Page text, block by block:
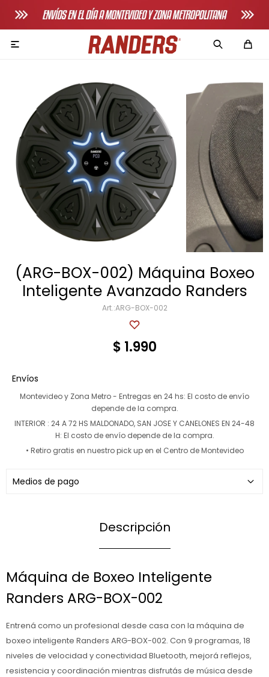

(ARG-BOX-002) Máquina Boxeo
Inteligente Avanzado Randers
ARG-BOX-002
$ 1.990
Envíos
Montevideo y Zona Metro - Entregas en 24 hs: El costo de envío
depende de la compra.
INTERIOR : 24 A 72 HS MALDONADO, SAN JOSE Y CANELONES EN 24-48
H: El costo de envío depende de la compra.
• Retiro gratis en nuestro pick up en el Centro de Montevideo
Medios de pago
Descripción
Máquina de Boxeo Inteligente
Randers ARG-BOX-002
Entrená como un profesional desde casa con la máquina de
boxeo inteligente Randers ARG-BOX-002. Con 9 programas, 18
niveles de velocidad y conectividad Bluetooth, mejorá reflejos,
resistencia y coordinación mientras disfrutás de música desde
Adultos
Bicicletas horizonales
Bicicletas spinning
Bicicletas tradicionales
Bancos de pecho
Multigimnasios
Bicicletas tradicionales